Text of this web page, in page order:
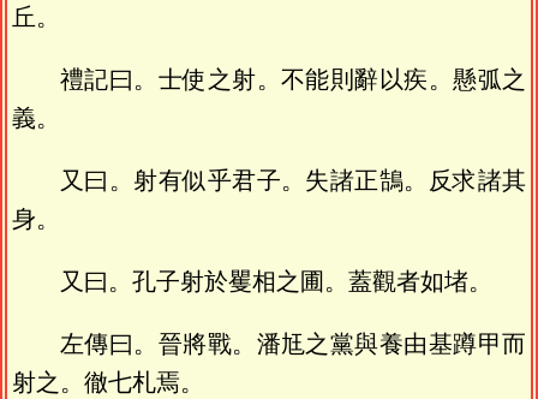
丘。
禮記曰。士使之射。不能則辭以疾。懸弧之
義。
又曰。射有似乎君子。失諸正鵠。反求諸其
身。
又曰。孔子射於矍相之圃。蓋觀者如堵。
左傳曰。晉將戰。潘尪之黨與養由基蹲甲而
射之。徹七札焉。